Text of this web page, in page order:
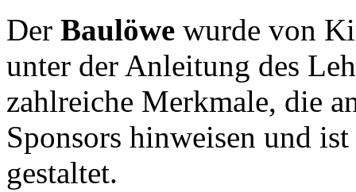
Der Baulöwe wurde von
unter der Anleitung des
zahlreiche Merkmale, die
Sponsors hinweisen und
gestaltet.